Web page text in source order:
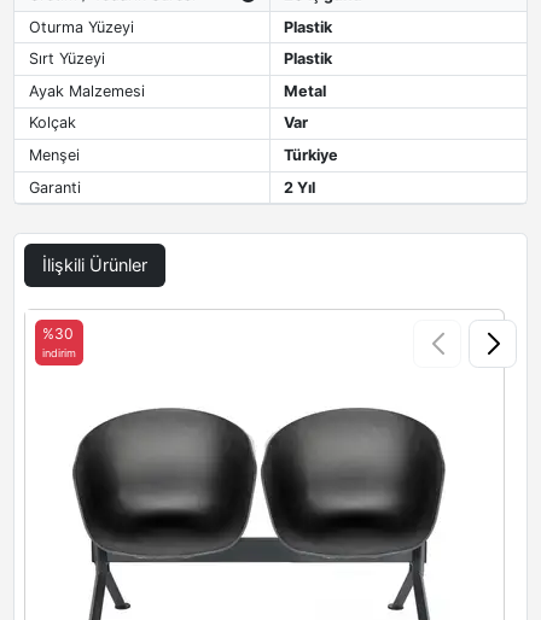
Oturma Yüzeyi
Plastik
Sırt Yüzeyi
Plastik
Ayak Malzemesi
Metal
Kolçak
Var
Menşei
Türkiye
Garanti
2 Yıl
İlişkili Ürünler
%30
indirim